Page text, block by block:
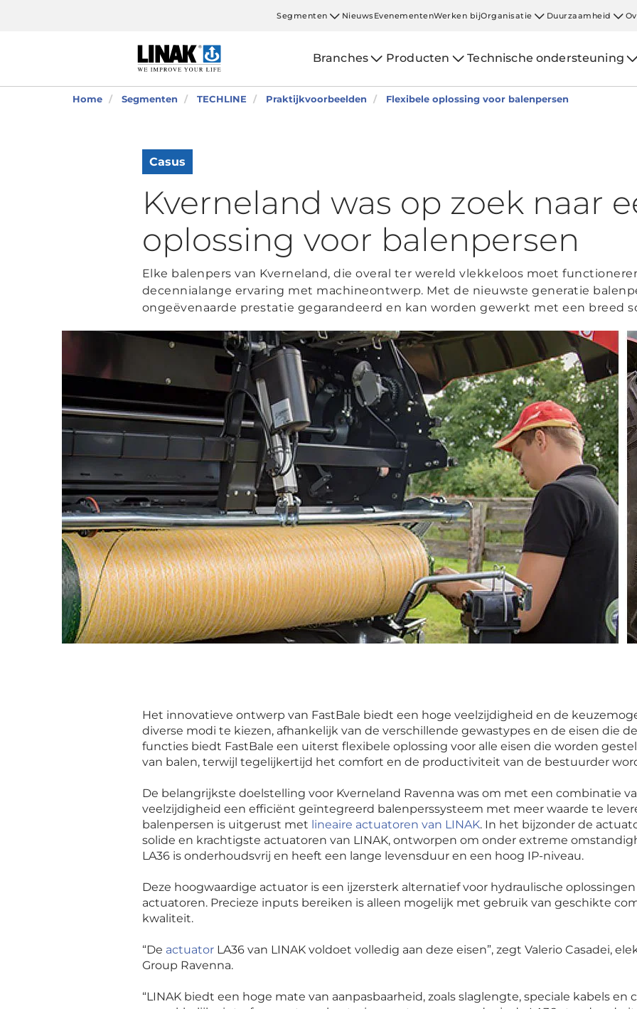
Segmenten NieuwsEvenementenWerken bijOrganisatie Duurzaamheid
Branches Producten Technische ondersteuning
Home Segmenten TECHLINE Praktijkvoorbeelden Flexibele oplossing voor balenpersen
Casus
Kverneland was op zoek naar
oplossing voor balenpersen
Elke balenpers van Kverneland, die overal ter wereld vlekkeloos moet
decennialange ervaring met machineontwerp. Met de nieuwste generatie
ongeëvenaarde prestatie gegarandeerd en kan worden gewerkt met een breed
Het innovatieve ontwerp van FastBale biedt een hoge veelzijdigheid en de
diverse modi te kiezen, afhankelijk van de verschillende gewastypes en de eisen die
functies biedt FastBale een uiterst flexibele oplossing voor alle eisen die worden
van balen, terwijl tegelijkertijd het comfort en de productiviteit van de bestuurder
De belangrijkste doelstelling voor Kverneland Ravenna was om met een combinatie
veelzijdigheid een efficiënt geïntegreerd balenperssysteem met meer waarde te
balenpersen is uitgerust met lineaire actuatoren van LINAK. In het bijzonder de
solide en krachtigste actuatoren van LINAK, ontworpen om onder extreme
LA36 is onderhoudsvrij en heeft een lange levensduur en een hoog IP-niveau.
Deze hoogwaardige actuator is een ijzersterk alternatief voor hydraulische
actuatoren. Precieze inputs bereiken is alleen mogelijk met gebruik van geschikte
kwaliteit.
“De actuatorLA36 van LINAK voldoet volledig aan deze eisen”, zegt Valerio Casadei,
Group Ravenna.
“LINAK biedt een hoge mate van aanpasbaarheid, zoals slaglengte, speciale kabels en